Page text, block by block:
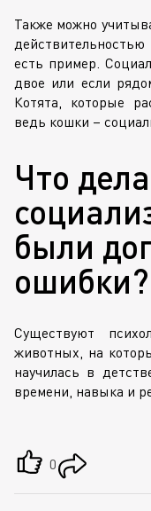
Также можно
есть пример.
двое или если
Котята, которые
ведь кошки –
Что
были
ошибки?
Существуют
животных, на
научилась в
времени, навыка и
0